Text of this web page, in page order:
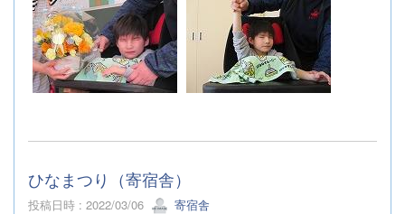
ひなまつり（寄宿舎）
投稿日時 : 2022/03/06 寄宿舎